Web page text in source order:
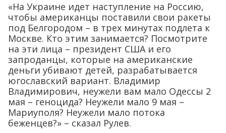
«На Украине идет наступление на Россию,
чтобы американцы поставили свои ракеты
под Белгородом – в трех минутах подлета к
Москве. Кто этим занимается? Посмотрите
на эти лица – президент США и его
запроданцы, которые на американские
деньги убивают детей, разрабатывается
югославский вариант. Владимир
Владимирович, неужели вам мало Одессы 2
мая – геноцида? Неужели мало 9 мая –
Мариуполя? Неужели мало потока
беженцев?» – сказал Рулев.